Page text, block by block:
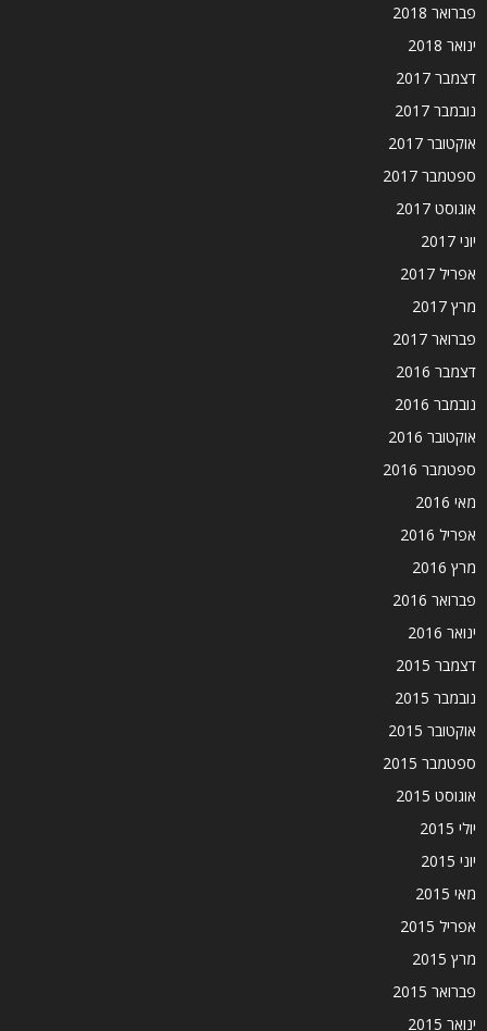
פברואר 2018
ינואר 2018
דצמבר 2017
נובמבר 2017
אוקטובר 2017
ספטמבר 2017
אוגוסט 2017
יוני 2017
אפריל 2017
מרץ 2017
פברואר 2017
דצמבר 2016
נובמבר 2016
אוקטובר 2016
ספטמבר 2016
מאי 2016
אפריל 2016
מרץ 2016
פברואר 2016
ינואר 2016
דצמבר 2015
נובמבר 2015
אוקטובר 2015
ספטמבר 2015
אוגוסט 2015
יולי 2015
יוני 2015
מאי 2015
אפריל 2015
מרץ 2015
פברואר 2015
ינואר 2015